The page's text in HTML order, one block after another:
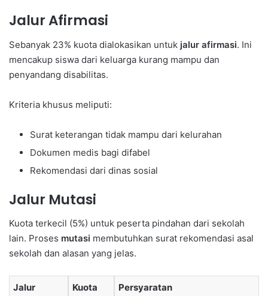
Jalur Afirmasi
Sebanyak 23% kuota dialokasikan untuk jalur afirmasi. Ini
mencakup siswa dari keluarga kurang mampu dan
penyandang disabilitas.
Kriteria khusus meliputi:
Surat keterangan tidak mampu dari kelurahan
Dokumen medis bagi difabel
Rekomendasi dari dinas sosial
Jalur Mutasi
Kuota terkecil (5%) untuk peserta pindahan dari sekolah
lain. Proses mutasi membutuhkan surat rekomendasi asal
sekolah dan alasan yang jelas.
Jalur Kuota Persyaratan